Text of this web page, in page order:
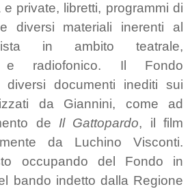
private, libretti, programmi di
diversi materiali inerenti al
in ambito teatrale,
e radiofonico. Il Fondo
diversi documenti inediti sui
da Giannini,
come ad
de Il Gattopardo, il film
da Luchino Visconti.
occupando del Fondo in
bando indetto dalla Regione